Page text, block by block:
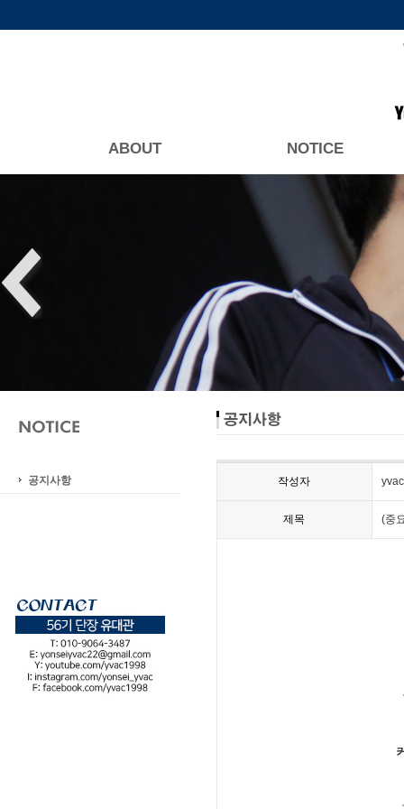
ABOUT NOTICE
공지사항 작성자 yvac
제목 (중